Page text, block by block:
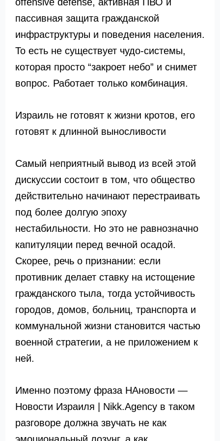
пассивная защита гражданской
инфраструктуры и поведения населения.
То есть не существует чудо-системы,
которая просто “закроет небо” и снимет
вопрос. Работает только комбинация.
Израиль не готовят к жизни кротов, его
готовят к длинной выносливости
Самый неприятный вывод из всей этой
дискуссии состоит в том, что общество
действительно начинают перестраивать
под более долгую эпоху
нестабильности. Но это не равнозначно
капитуляции перед вечной осадой.
Скорее, речь о признании: если
противник делает ставку на истощение
гражданского тыла, тогда устойчивость
городов, домов, больниц, транспорта и
коммунальной жизни становится частью
военной стратегии, а не приложением к
ней.
Именно поэтому фраза НАновости —
Новости Израиля | Nikk.Agency в таком
разговоре должна звучать не как